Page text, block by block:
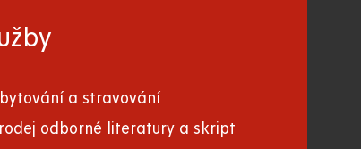
a stravování
odborné literatury a skript